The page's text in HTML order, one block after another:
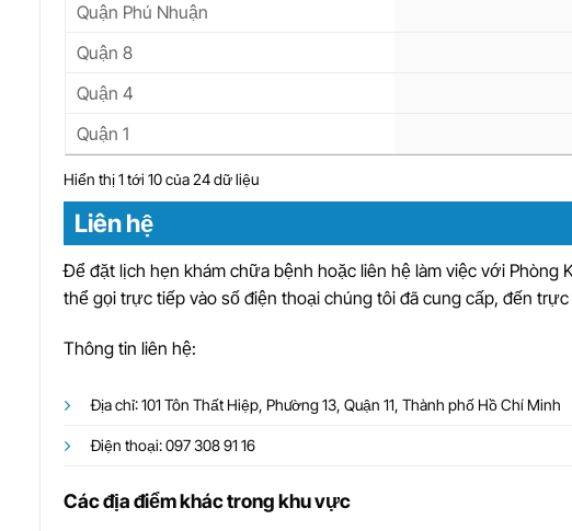
Quận Phú Nhuận
Quận 8
Quận 4
Quận 1
Hiển thị 1 tới 10 của 24 dữ liệu
Liên hệ
Để đặt lịch hẹn khám chữa bệnh hoặc liên hệ làm việc với Phòng
thể gọi trực tiếp vào số điện thoại chúng tôi đã cung cấp, đến
Thông tin liên hệ:
Địa chỉ: 101 Tôn Thất Hiệp, Phường 13, Quận 11, Thành phố Hồ Chí Minh
Điện thoại: 097 308 91 16
Các địa điểm khác trong khu vực